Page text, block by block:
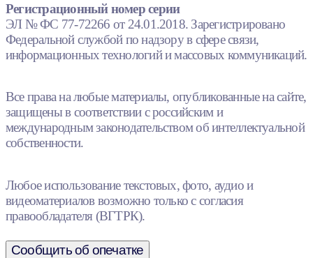
Регистрационный номер серии
ЭЛ № ФС 77-72266 от 24.01.2018. Зарегистрировано
Федеральной службой по надзору в сфере связи,
информационных технологий и массовых коммуникаций.
Все права на любые материалы, опубликованные на сайте,
защищены в соответствии с российским и
международным законодательством об интеллектуальной
собственности.
Любое использование текстовых, фото, аудио и
видеоматериалов возможно только с согласия
правообладателя (ВГТРК).
Сообщить об опечатке